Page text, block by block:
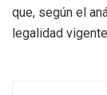
que, según el
legalidad